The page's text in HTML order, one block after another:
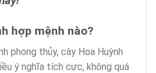
hợp mệnh nào?
phong thủy, cây Hoa Huỳnh
ý nghĩa tích cực, không quá